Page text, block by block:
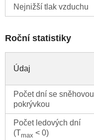
Nejnižší tlak vzduchu
Roční statistiky
Údaj
Počet dní se sněhovou
pokrývkou
Počet ledových dní
(Tmax < 0)